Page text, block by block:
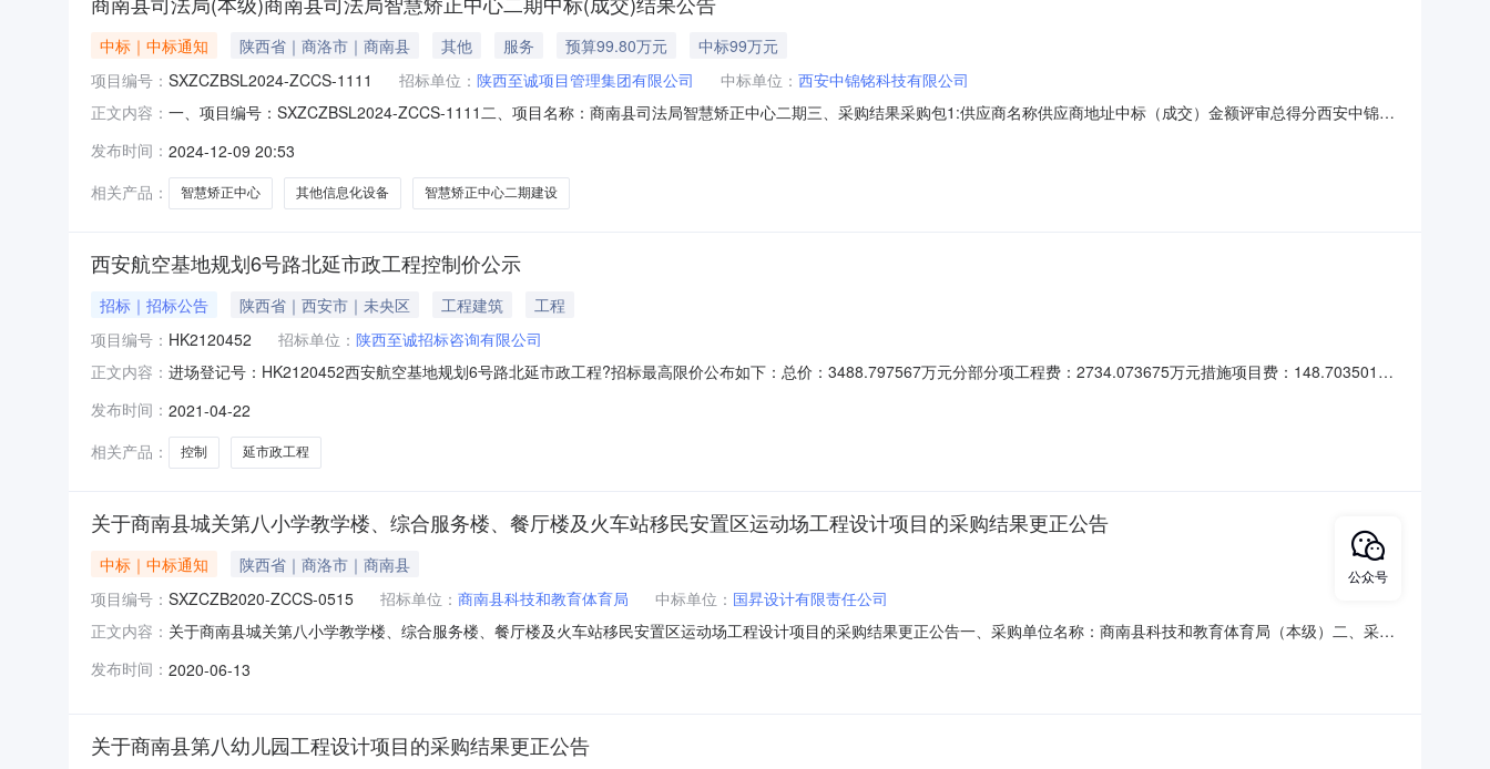
中标｜中标通知 陕西省｜商洛市｜商南县 其他 服务 预算99.80万元
中标99万元
项目编号： SXZCZBSL2024-ZCCS-1111 招标单位： 陕西至诚项目管理集团有限公司 中标单位： 西安中锦铭科技有限公司
正文内容： 一、项目编号：SXZCZBSL2024-ZCCS-1111二、项目名称：商南县司法局智慧矫正中心二期三、采购结果采购包1:供应商名称供应商地址中标（成交）金额评审总得分西安中锦铭
锦铭科技有限公司）品目号品目名称采购标的品牌规格型号数量（单位）单价(元)总价(元)1其他信息化设备商南县司法局智慧矫正中心二期建设项目详见附件详见附件1.0
发布时间： 2024-12-09 20:53
相关产品：
智慧矫正中心 其他信息化设备 智慧矫正中心二期建设
西安航空基地规划6号路北延市政工程控制价公示
招标｜招标公告 陕西省｜西安市｜未央区 工程建筑
工程
项目编号： HK2120452 招标单位： 陕西至诚招标咨询有限公司
正文内容： 进场登记号：HK2120452西安航空基地规划6号路北延市政工程?招标最高限价公布如下：总价：3488.797567万元分部分项工程费：2734.073675万元措施项目费：148.703501万
发布时间： 2021-04-22
相关产品：
控制 延市政工程
关于商南县城关第八小学教学楼、综合服务楼、餐厅楼及火车站移民安置区运动场工程设计项目的采购结果更正公告
中标｜中标通知
陕西省｜商洛市｜商南县
项目编号： SXZCZB2020-ZCCS-0515 招标单位： 商南县科技和教育体育局 中标单位： 国昇设计有限责任公司
正文内容： 关于商南县城关第八小学教学楼、综合服务楼、餐厅楼及火车站移民安置区运动场工程设计项目的采购结果更正公告一、采购单位名称：商南县科技和教育体育局（本级）二、采购
采购五、采购方式：竞争性磋商六、采购公告首次发布日期：2020-05-13七、定标日期：2020-06-13八、采购结果：成交供应商：国昇设计有限责任公司地址：陕西省西安市雁塔
发布时间： 2020-06-13
关于商南县第八幼儿园工程设计项目的采购结果更正公告
公众号